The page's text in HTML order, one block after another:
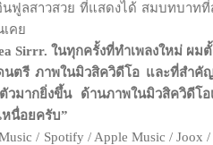
นฟูลสาวสวย ที่แสดงได้ สมบทบาทที่
คย
Sirrr. ในทุกครั้งที่ทำเพลงใหม่ ผ
ตรี ภาพในมิวสิควิดีโอ และที่สำคั
มากยิ่งขึ้น ด้านภาพในมิวสิควิดีโ
นื่อยครับ”
/ Spotify / Apple Music /